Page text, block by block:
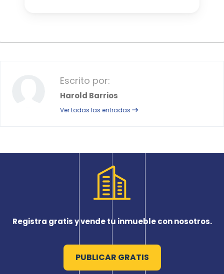
Escrito por:
Harold Barrios
Ver todas las entradas
Registra gratis y vende tu inmueble con nosotros.
PUBLICAR GRATIS